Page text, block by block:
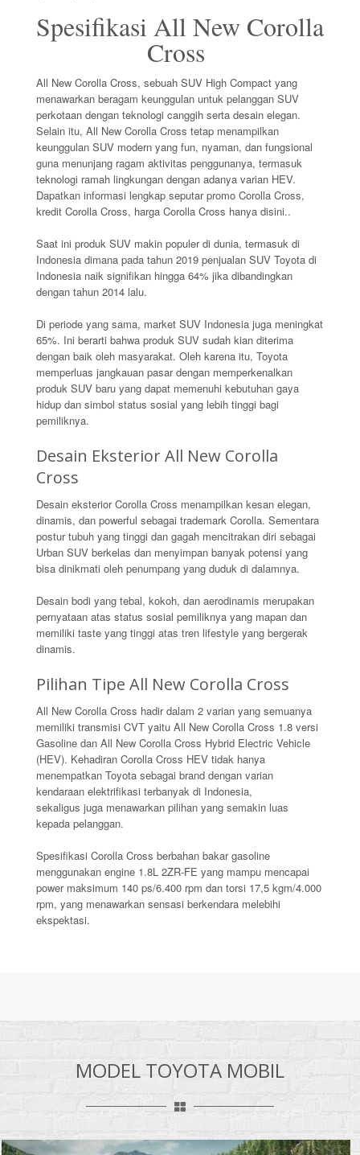
Spesifikasi All New Corolla
Cross
All New Corolla Cross, sebuah SUV High Compact yang
menawarkan beragam keunggulan untuk pelanggan SUV
perkotaan dengan teknologi canggih serta desain elegan.
Selain itu, All New Corolla Cross tetap menampilkan
keunggulan SUV modern yang fun, nyaman, dan fungsional
guna menunjang ragam aktivitas penggunanya, termasuk
teknologi ramah lingkungan dengan adanya varian HEV.
Dapatkan informasi lengkap seputar promo Corolla Cross,
kredit Corolla Cross, harga Corolla Cross hanya disini..
Saat ini produk SUV makin populer di dunia, termasuk di
Indonesia dimana pada tahun 2019 penjualan SUV Toyota di
Indonesia naik signifikan hingga 64% jika dibandingkan
dengan tahun 2014 lalu.
Di periode yang sama, market SUV Indonesia juga meningkat
65%. Ini berarti bahwa produk SUV sudah kian diterima
dengan baik oleh masyarakat. Oleh karena itu, Toyota
memperluas jangkauan pasar dengan memperkenalkan
produk SUV baru yang dapat memenuhi kebutuhan gaya
hidup dan simbol status sosial yang lebih tinggi bagi
pemiliknya.
Desain Eksterior All New Corolla
Cross
Desain eksterior Corolla Cross menampilkan kesan elegan,
dinamis, dan powerful sebagai trademark Corolla. Sementara
postur tubuh yang tinggi dan gagah mencitrakan diri sebagai
Urban SUV berkelas dan menyimpan banyak potensi yang
bisa dinikmati oleh penumpang yang duduk di dalamnya.
Desain bodi yang tebal, kokoh, dan aerodinamis merupakan
pernyataan atas status sosial pemiliknya yang mapan dan
memiliki taste yang tinggi atas tren lifestyle yang bergerak
dinamis.
Pilihan Tipe All New Corolla Cross
All New Corolla Cross hadir dalam 2 varian yang semuanya
memiliki transmisi CVT yaitu All New Corolla Cross 1.8 versi
Gasoline dan All New Corolla Cross Hybrid Electric Vehicle
(HEV). Kehadiran Corolla Cross HEV tidak hanya
menempatkan Toyota sebagai brand dengan varian
kendaraan elektrifikasi terbanyak di Indonesia,
sekaligus juga menawarkan pilihan yang semakin luas
kepada pelanggan.
Spesifikasi Corolla Cross berbahan bakar gasoline
menggunakan engine 1.8L 2ZR-FE yang mampu mencapai
power maksimum 140 ps/6.400 rpm dan torsi 17,5 kgm/4.000
rpm, yang menawarkan sensasi berkendara melebihi
ekspektasi.
MODEL TOYOTA MOBIL